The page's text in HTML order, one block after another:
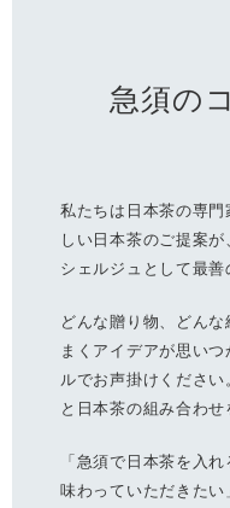
急須の
私たちは日本茶の専
しい日本茶のご提案
シェルジュとして最善
どんな贈り物、どん
まくアイデアが思い
ルでお声掛けくださ
と日本茶の組み合わせ
「急須で日本茶を入
味わっていただきた